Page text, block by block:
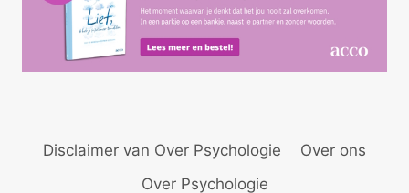
Disclaimer van Over Psychologie
Over ons
Over Psychologie